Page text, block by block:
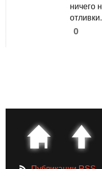
ничего
отливки.
0